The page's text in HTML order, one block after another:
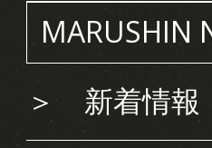
MARUSHIN
＞ 新着情報